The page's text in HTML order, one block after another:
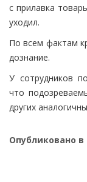
с прилавка
уходил.
По всем фактам
дознание.
У сотрудников
что
других
Опубликовано в